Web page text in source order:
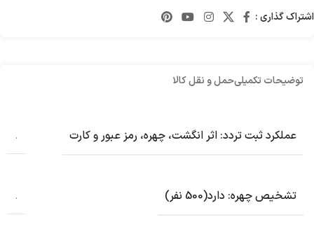
اشتراک گذاری :
توضیحات تکمیلیحمل و نقل کالا
عملکرد ثبت تردد: اثر انگشت، چهره، رمز عبور و کارت .
تشخیص چهره: دارد(500 نفر) .